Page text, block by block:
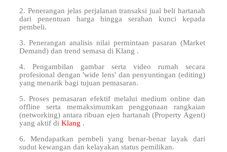
2. Penerangan jelas perjalanan transaksi jual beli hartanah
dari penentuan harga hingga serahan kunci kepada
pembeli.
3. Penerangan analisis nilai permintaan pasaran (Market
Demand) dan trend semasa di Klang .
4. Pengambilan gambar serta video rumah secara
profesional dengan 'wide lens' dan penyuntingan (editing)
yang menarik bagi tujuan pemasaran.
5. Proses pemasaran efektif melalui medium online dan
offline serta memaksimumkan penggunaan rangkaian
(networking) antara ribuan ejen hartanah (Property Agent)
yang aktif diKlang .
6. Mendapatkan pembeli yang benar-benar layak dari
sudut kewangan dan kelayakan status pemilikan.